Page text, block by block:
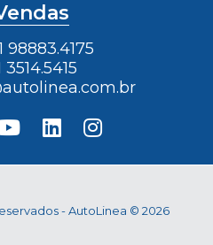
98883.4175
3514.5415
- AutoLinea © 2026